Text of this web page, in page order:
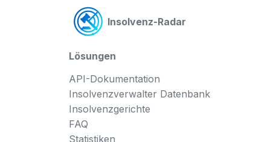
Insolvenz-Radar
Lösungen
API-Dokumentation
Insolvenzverwalter Datenbank
Insolvenzgerichte
FAQ
Statistiken